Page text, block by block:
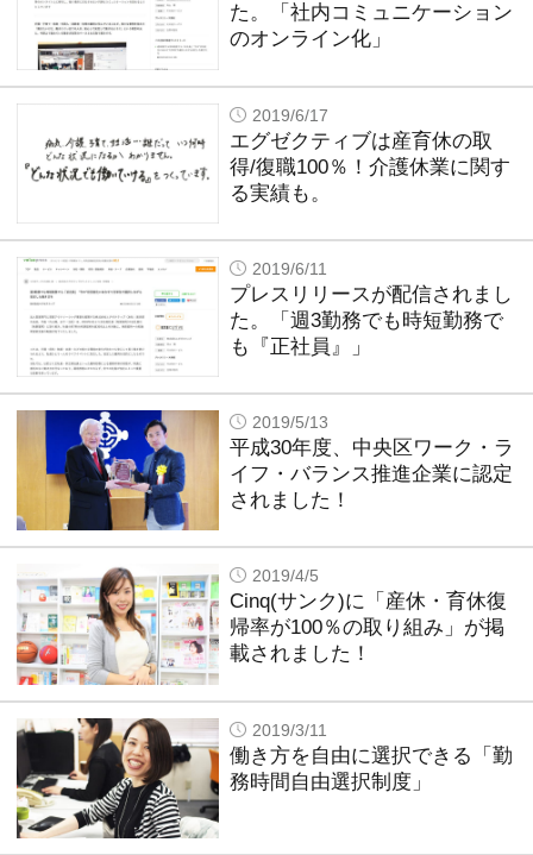
た。「社内コミュニケーション
のオンライン化」
2019/6/17
エグゼクティブは産育休の取
得/復職100％！介護休業に関す
る実績も。
2019/6/11
プレスリリースが配信されまし
た。「週3勤務でも時短勤務で
も『正社員』」
2019/5/13
平成30年度、中央区ワーク・ラ
イフ・バランス推進企業に認定
されました！
2019/4/5
Cinq(サンク)に「産休・育休復
帰率が100％の取り組み」が掲
載されました！
2019/3/11
働き方を自由に選択できる「勤
務時間自由選択制度」